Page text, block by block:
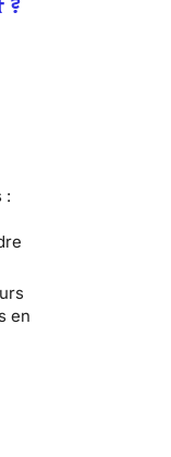
?
:
en